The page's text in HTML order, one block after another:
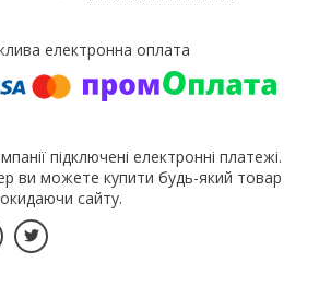
підключені електронні платежі.
ви можете купити будь-який товар
сайту.